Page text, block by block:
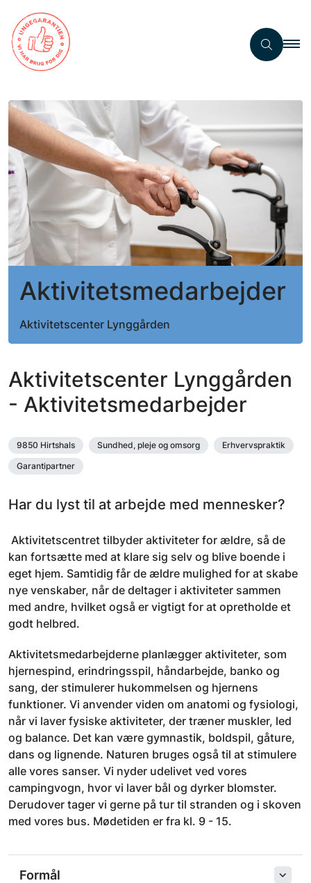
Aktivitetsmedarbejder
Aktivitetscenter Lynggården
Aktivitetscenter Lynggården
- Aktivitetsmedarbejder
9850 Hirtshals Sundhed, pleje og omsorg
Erhvervspraktik
Garantipartner
Har du lyst til at arbejde med mennesker?
Aktivitetscentret tilbyder aktiviteter for ældre, så de
kan fortsætte med at klare sig selv og blive boende i
eget hjem. Samtidig får de ældre mulighed for at skabe
nye venskaber, når de deltager i aktiviteter sammen
med andre, hvilket også er vigtigt for at opretholde et
godt helbred.
Aktivitetsmedarbejderne planlægger aktiviteter, som
hjernespind, erindringsspil, håndarbejde, banko og
sang, der stimulerer hukommelsen og hjernens
funktioner. Vi anvender viden om anatomi og fysiologi,
når vi laver fysiske aktiviteter, der træner muskler, led
og balance. Det kan være gymnastik, boldspil, gåture,
dans og lignende. Naturen bruges også til at stimulere
alle vores sanser. Vi nyder udelivet ved vores
campingvogn, hvor vi laver bål og dyrker blomster.
Derudover tager vi gerne på tur til stranden og i skoven
med vores bus. Mødetiden er fra kl. 9 - 15.
Formål